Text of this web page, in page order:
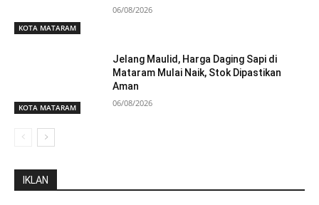
KOTA MATARAM
06/08/2026
KOTA MATARAM
Jelang Maulid, Harga Daging Sapi di
Mataram Mulai Naik, Stok Dipastikan
Aman
06/08/2026
IKLAN